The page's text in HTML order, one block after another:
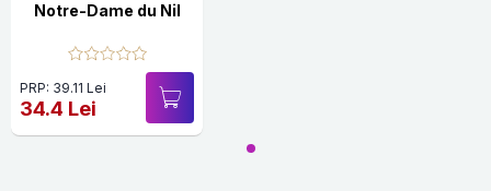
Notre-Dame du Nil
PRP: 39.11 Lei
34.4 Lei